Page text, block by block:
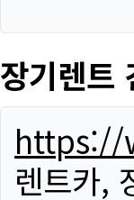
장기렌트
https://
렌트카,